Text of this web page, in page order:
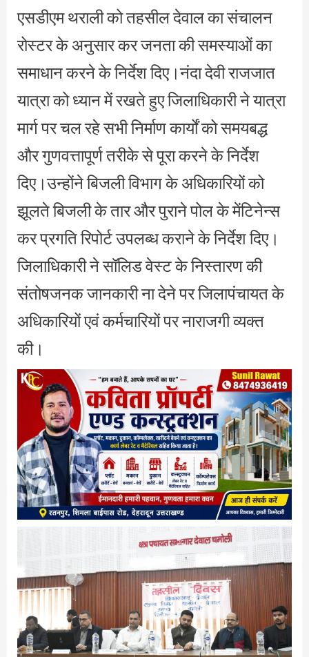
एसडीएम थराली को तहसील देवाल का संचालन
रोस्टर के अनुसार कर जनता की समस्याओं का
समाधान करने के निर्देश दिए।नंदा देवी राजजात
यात्रा को ध्यान में रखते हुए जिलाधिकारी ने यात्रा
मार्ग पर चल रहे सभी निर्माण कार्यों को समयबद्ध
और गुणवत्तापूर्ण तरीके से पूरा करने के निर्देश
दिए।उन्होंने बिजली विभाग के अधिकारियों को
झूलते बिजली के तार और पुराने पोल के मेंटिनेन्स
कर प्रगति रिपोर्ट उपलब्ध कराने के निर्देश दिए।
जिलाधिकारी ने सॉलिड वेस्ट के निस्तारण की
संतोषजनक जानकारी ना देने पर जिलापंचायत के
अधिकारियों एवं कर्मचारियों पर नाराजगी व्यक्त
की।